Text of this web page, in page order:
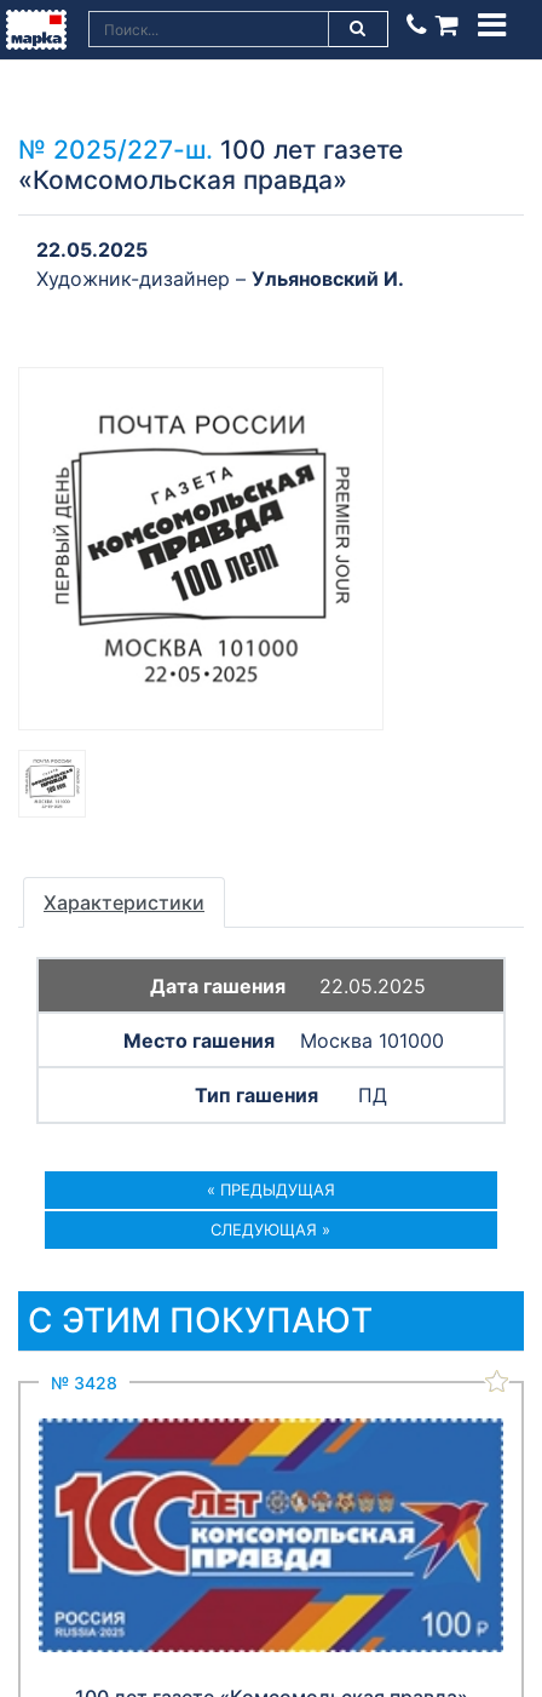
№ 2025/227-ш. 100 лет газете
«Комсомольская правда»
22.05.2025
Художник-дизайнер – Ульяновский И.
Характеристики
22.05.2025
Москва 101000
ПД
« ПРЕДЫДУЩАЯ
СЛЕДУЮЩАЯ »
С ЭТИМ ПОКУПАЮТ
№ 3428